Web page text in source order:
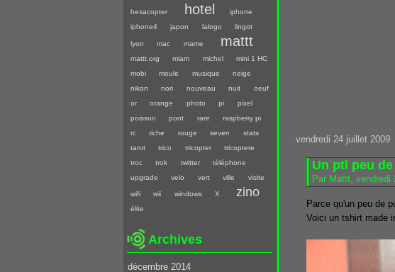
vendredi 24 juillet 2009
Un pti peu
Par Mattt, vendredi
Parce qu'un peu de
Voici un tshirt made
hexacopter hotel
iphone
iphone4
japon lalogo lingot
lyon mac mame mattt
mattt.org miam michel
mini 1 HC
mobi
moule musique
neige
nikon
nori nouveau nuit
oeuf
or
orange photo pi
pixel
poisson
pont rare
raspberry pi
rc
riche rouge seven
stats
tarot
trico tricopter
tricoptere
troc
trok twitter
téléphone
upgrade
velo vert ville visite
wifi wii windows X zino
élite
Archives
décembre 2014